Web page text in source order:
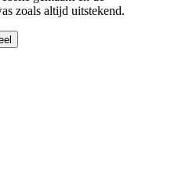
zoals altijd uitstekend.